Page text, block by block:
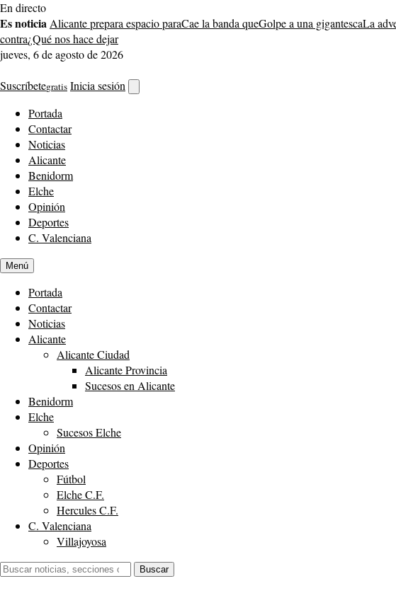
Saltar
al
contenido
En directo
Es noticia Alicante prepara espacio paraCae la banda queGolpe a una gigantescaLa
contra¿Qué nos hace dejar
jueves, 6 de agosto de 2026
Suscríbetegratis Inicia sesión
buscador
Portada
Contactar
Noticias
Alicante
Benidorm
Elche
Opinión
Deportes
C. Valenciana
Menú
Portada
Contactar
Noticias
Alicante
Alicante Ciudad
Alicante Provincia
Sucesos en Alicante
Benidorm
Elche
Sucesos Elche
Opinión
Deportes
Fútbol
Elche C.F.
Hercules C.F.
C. Valenciana
Villajoyosa
Buscar:
Buscar